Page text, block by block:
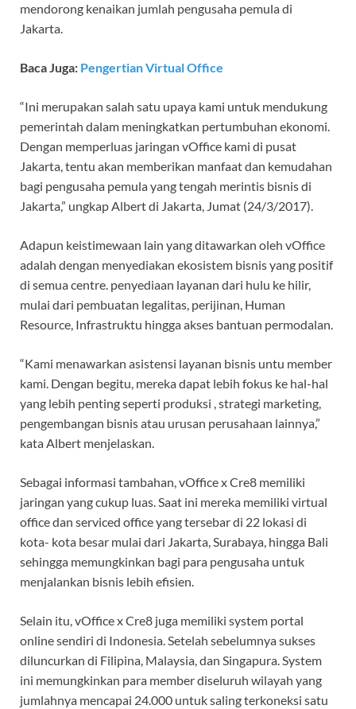
mendorong kenaikan jumlah pengusaha pemula di
Jakarta.
Baca Juga: Pengertian Virtual Office
“Ini merupakan salah satu upaya kami untuk mendukung
pemerintah dalam meningkatkan pertumbuhan ekonomi.
Dengan memperluas jaringan vOffice kami di pusat
Jakarta, tentu akan memberikan manfaat dan kemudahan
bagi pengusaha pemula yang tengah merintis bisnis di
Jakarta,” ungkap Albert di Jakarta, Jumat (24/3/2017).
Adapun keistimewaan lain yang ditawarkan oleh vOffice
adalah dengan menyediakan ekosistem bisnis yang positif
di semua centre. penyediaan layanan dari hulu ke hilir,
mulai dari pembuatan legalitas, perijinan, Human
Resource, Infrastruktu hingga akses bantuan permodalan.
“Kami menawarkan asistensi layanan bisnis untu member
kami. Dengan begitu, mereka dapat lebih fokus ke hal-hal
yang lebih penting seperti produksi , strategi marketing,
pengembangan bisnis atau urusan perusahaan lainnya,”
kata Albert menjelaskan.
Sebagai informasi tambahan, vOffice x Cre8 memiliki
jaringan yang cukup luas. Saat ini mereka memiliki virtual
office dan serviced office yang tersebar di 22 lokasi di
kota- kota besar mulai dari Jakarta, Surabaya, hingga Bali
sehingga memungkinkan bagi para pengusaha untuk
menjalankan bisnis lebih efisien.
Selain itu, vOffice x Cre8 juga memiliki system portal
online sendiri di Indonesia. Setelah sebelumnya sukses
diluncurkan di Filipina, Malaysia, dan Singapura. System
ini memungkinkan para member diseluruh wilayah yang
jumlahnya mencapai 24.000 untuk saling terkoneksi satu